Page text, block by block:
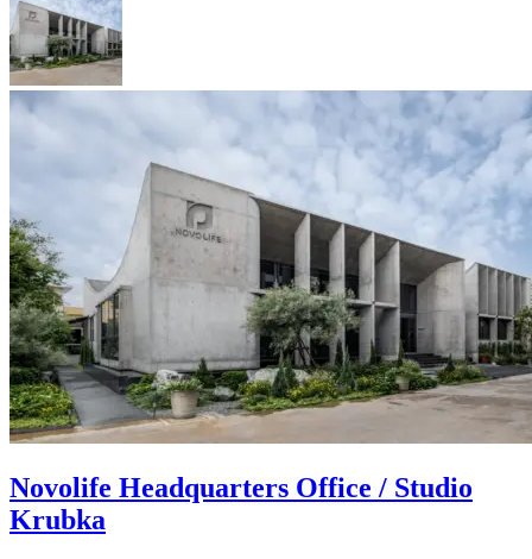
Novolife Headquarters Office / Studio
Krubka